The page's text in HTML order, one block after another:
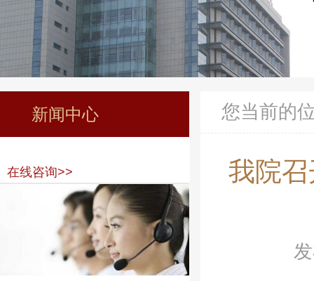
新闻中心
在线咨询>>
您当前的
我院